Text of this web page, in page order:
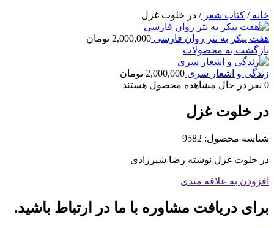
خانه/ کتاب شعر/ در خلوت غزل
هفت پیکر به نثر روان فارسی 2,000,000 تومان
بازگشت به محصولات
زندگی و اشعار سری 2,000,000 تومان
0 نفر در حال مشاهده محصول هستند
در خلوت غزل
شناسه محصول: 9582
در خلوت غزل نوشته رضا شیرزادی
افزودن به علاقه مندی
برای دریافت مشاوره با ما در ارتباط باشید.